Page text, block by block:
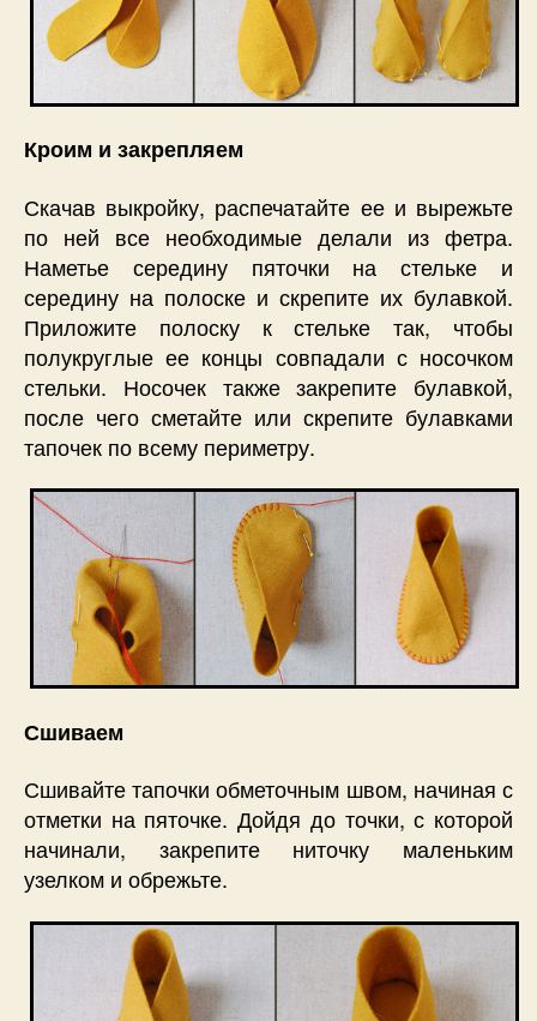
Кроим и закрепляем
Скачав выкройку, распечатайте ее и вырежьте
по ней все необходимые делали из фетра.
Наметье середину пяточки на стельке и
середину на полоске и скрепите их булавкой.
Приложите полоску к стельке так, чтобы
полукруглые ее концы совпадали с носочком
стельки. Носочек также закрепите булавкой,
после чего сметайте или скрепите булавками
тапочек по всему периметру.
Сшиваем
Сшивайте тапочки обметочным швом, начиная с
отметки на пяточке. Дойдя до точки, с которой
начинали, закрепите ниточку маленьким
узелком и обрежьте.